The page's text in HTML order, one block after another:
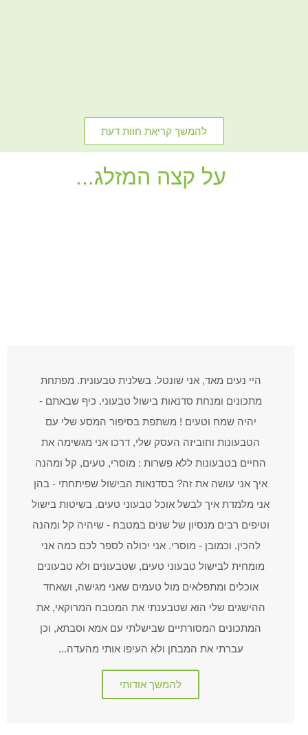
להמשך קריאת חוות דעת
על קצה המזלג...
היי נעים מאד, אני שונטל. בשלנית טבעונית. מפתחת
מתכונים ומנחת סדנאות בישול טבעוני. כיף שבאתם -
יהיה שמח וטעים ! משתפת בסיפור המסע שלי עם
הטבעונות וחוביזה העסק שלי, דרכו אני מגשימה את
החיים בטבעונות ללא פשרות : מוסרי, טעים, קל ומהנה
איך אני עושה את זה? בסדנאות הבישול שפיתחתי - בהן
אני מלמדת איך לבשל אוכל טבעוני טעים. בשיטות בישול
וטיפים רבים מנסיון של שנים במטבח - שיהיה קל ומהנה
להכין. וכמובן - מוסרי. אני יכולה לספר לכם כמה אני
מומחית לבישול טבעוני טעים, שטבעונים ולא טבעונים
אוכלים ומתפלאים מול טעמים שאני מגישה, ושאחד
ההישגים שלי הוא שטבענתי את המטבח המרוקאי, את
המתכונים המסורתיים שבישלתי עם אמא וסבתא, וכן
עברתי את המבחן ולא העיפו אותי מהעדה...
להמשך אודותי